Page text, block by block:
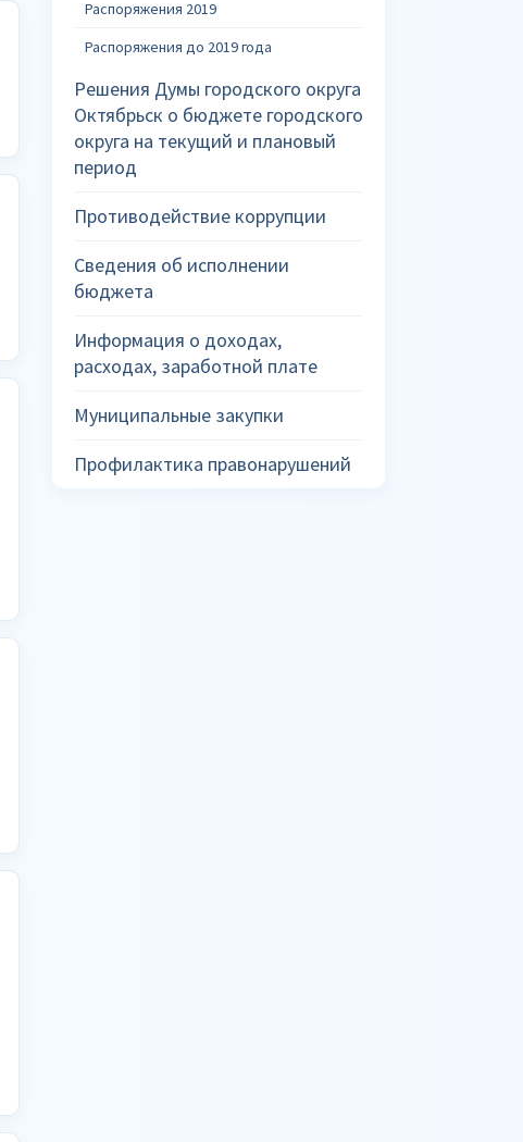
Распоряжения 2019
Распоряжения до 2019 года
Решения Думы городского округа
Октябрьск о бюджете городского
округа на текущий и плановый
период
Противодействие коррупции
Сведения об исполнении
бюджета
Информация о доходах,
расходах, заработной плате
Муниципальные закупки
Профилактика правонарушений